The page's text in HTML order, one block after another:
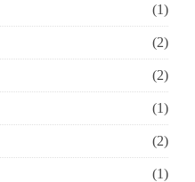
(1)
(2)
(2)
(1)
(2)
(1)